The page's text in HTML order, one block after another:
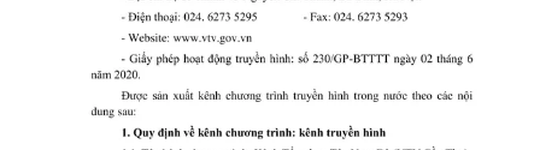
Thị trường 24h Tấm lòng Việt
Vươn mình bằng AI